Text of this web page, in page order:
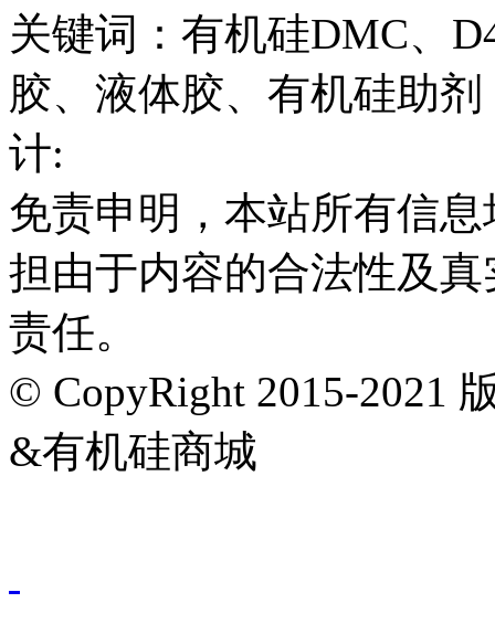
关键词：有机硅DMC、
胶、液体胶、有机硅助
计:
免责申明，本站所有信
担由于内容的合法性及
责任。
© CopyRight 2015-2021
&有机硅商城